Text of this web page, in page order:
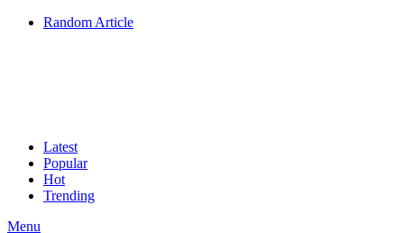
Random Article
Latest
Popular
Hot
Trending
Menu